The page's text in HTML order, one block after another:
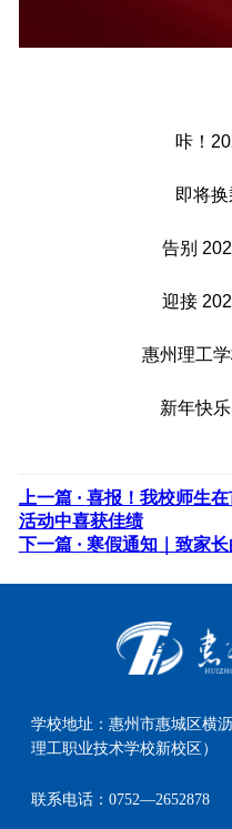
咔！
即将
告别
迎接
惠州理工
新年快
上一篇 · 喜报！我校师生
活动中喜获佳绩
下一篇 · 寒假通知｜致家
学校地址：惠州市惠城区横
理工职业技术学校新校区）
联系电话：0752—2652878